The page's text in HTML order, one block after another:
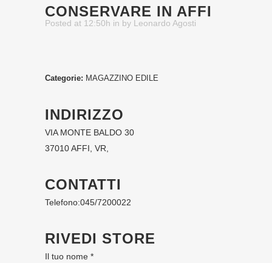
CONSERVARE IN AFFI
Posted at 12:50h in by Leonardo Agosti
Categorie: MAGAZZINO EDILE
INDIRIZZO
VIA MONTE BALDO 30
37010 AFFI, VR,
CONTATTI
Telefono:045/7200022
RIVEDI STORE
Il tuo nome *